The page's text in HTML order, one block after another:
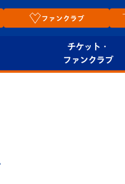
ファンクラブ
チケット・
ファンクラブ